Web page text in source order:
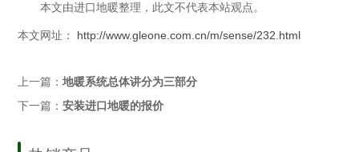
本文由进口地暖整理，此文不代表本站观点。
本文网址： http://www.gleone.com.cn/m/sense/232.html
上一篇：地暖系统总体讲分为三部分
下一篇：安装进口地暖的报价